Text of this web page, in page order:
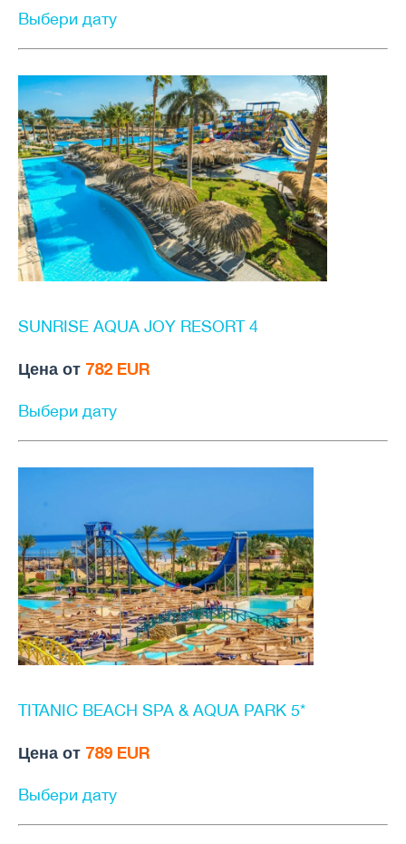
Выбери дату
SUNRISE AQUA JOY RESORT 4
Цена от 782 EUR
Выбери дату
TITANIC BEACH SPA & AQUA PARK 5*
Цена от 789 EUR
Выбери дату